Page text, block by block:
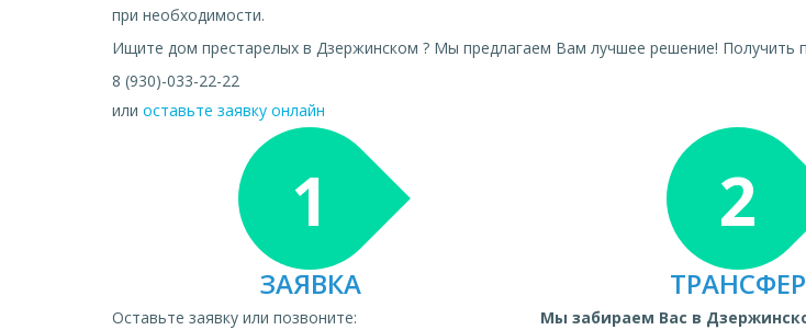
при необходимости.
Ищите дом престарелых в Дзержинском ? Мы предлагаем Вам лучшее решение! Получить
8 (930)-033-22-22
или оставьте заявку онлайн
1
ЗАЯВКА
Оставьте заявку или позвоните:
2
ТРАНСФЕР
Мы забираем Вас в